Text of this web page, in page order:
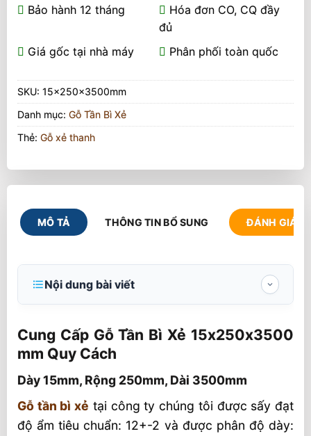
Bảo hành 12 tháng
Hóa đơn CO, CQ đầy
đủ
Giá gốc tại nhà máy
Phân phối toàn quốc
SKU: 15x250x3500mm
Danh mục: Gỗ Tần Bì Xẻ
Thẻ: Gỗ xẻ thanh
MÔ TẢ THÔNG TIN BỔ SUNG ĐÁNH GIÁ
Nội dung bài viết
Quy Cách
Dày 15mm, Rộng 250mm, Dài 3500mm
Đáp Ứng Toàn Bộ Gỗ Tần Bì Xẻ Tới Khách
Hàng
Gỗ tần bì Xẻ sấy Theo yêu cầu khách hàng
Cung Cấp Gỗ Tần Bì Xẻ 15x250x3500
mm Quy Cách
Dày 15mm, Rộng 250mm, Dài 3500mm
Gỗ tần bì xẻ tại công ty chúng tôi được sấy đạt
độ ẩm tiêu chuẩn: 12+-2 và được phân độ dày: